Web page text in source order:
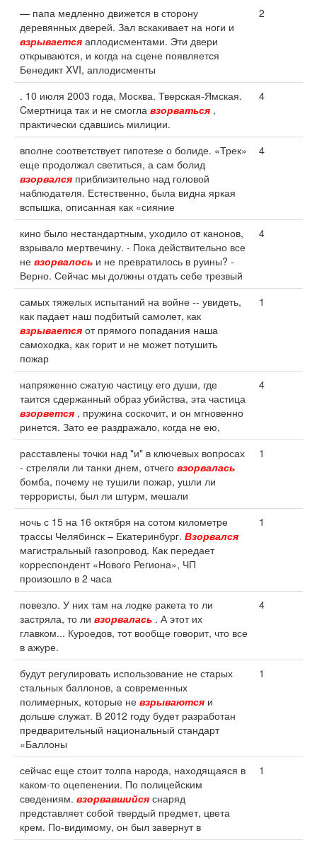
— папа медленно движется в сторону
деревянных дверей. Зал вскакивает на ноги и
взрывается аплодисментами. Эти двери
открываются, и когда на сцене появляется
Бенедикт XVI, аплодисменты
2
. 10 июля 2003 года, Москва. Тверская-Ямская.
Cмертница так и не смогла взорваться ,
практически сдавшись милиции.
4
вполне соответствует гипотезе о болиде. «Трек»
еще продолжал светиться, а сам болид
взорвался приблизительно над головой
наблюдателя. Естественно, была видна яркая
вспышка, описанная как «сияние
4
кино было нестандартным, уходило от канонов,
взрывало мертвечину. - Пока действительно все
не взорвалось и не превратилось в руины? -
Верно. Сейчас мы должны отдать себе трезвый
4
самых тяжелых испытаний на войне -- увидеть,
как падает наш подбитый самолет, как
взрывается от прямого попадания наша
самоходка, как горит и не может потушить
пожар
1
напряженно сжатую частицу его души, где
таится сдержанный образ убийства, эта частица
взорвется , пружина соскочит, и он мгновенно
ринется. Зато ее раздражало, когда не ею,
4
расставлены точки над "и" в ключевых вопросах
- стреляли ли танки днем, отчего взорвалась
бомба, почему не тушили пожар, ушли ли
террористы, был ли штурм, мешали
1
ночь с 15 на 16 октября на сотом километре
трассы Челябинск – Екатеринбург. Взорвался
магистральный газопровод. Как передает
корреспондент «Нового Региона», ЧП
произошло в 2 часа
1
повезло. У них там на лодке ракета то ли
застряла, то ли взорвалась . А этот их
главком... Куроедов, тот вообще говорит, что все
в ажуре.
4
будут регулировать использование не старых
стальных баллонов, а современных
полимерных, которые не взрываются и
дольше служат. В 2012 году будет разработан
предварительный национальный стандарт
«Баллоны
1
сейчас еще стоит толпа народа, находящаяся в
каком-то оцепенении. По полицейским
сведениям. взорвавшийся снаряд
представляет собой твердый предмет, цвета
крем. По-видимому, он был завернут в
1